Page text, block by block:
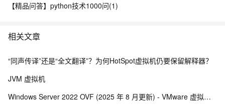
【精品问答】python技术1000问(1)
相关文章
“同声传译”还是“全文翻译”？为何HotSpot虚拟机仍要保留解释器？
JVM 虚拟机
Windows Server 2022 OVF (2025 年 8 月更新) - VMware 虚拟机模板